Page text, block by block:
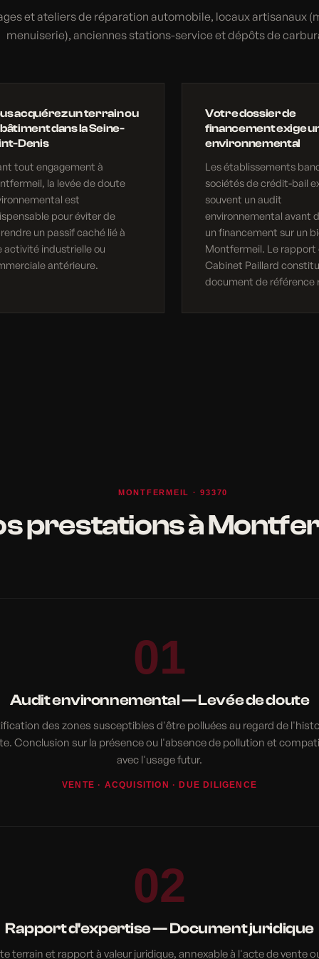
et ateliers de réparation automobile, locaux artisanaux
menuiserie), anciennes stations-service et dépôts de
acquérez un terrain ou
dans la Seine-
Denis
tout engagement à
la levée de doute
est
pour éviter de
un passif caché lié à
activité industrielle ou
antérieure.
Votre dossier de
financement exige
environnemental
Les établissements
sociétés de crédit-bail
souvent un audit
environnemental avant
un financement sur un
Montfermeil. Le rapport
Cabinet Paillard
document de référence
MONTFERMEIL · 93370
prestations à
01
Audit environnemental — Levée de doute
des zones susceptibles d'être polluées au regard de
Conclusion sur la présence ou l'absence de pollution et
avec l'usage futur.
VENTE · ACQUISITION · DUE DILIGENCE
02
Rapport d'expertise — Document juridique
terrain et rapport à valeur juridique, annexable à l'acte de vente